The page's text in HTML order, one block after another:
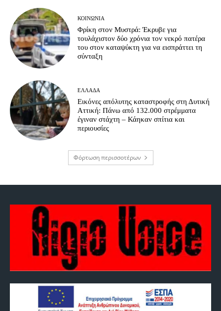
ΚΟΙΝΩΝΊΑ
Φρίκη στον Μυστρά: Έκρυβε για
τουλάχιστον δύο χρόνια τον νεκρό πατέρα
του στον καταψύκτη για να εισπράττει τη
σύνταξη
ΕΛΛΆΔΑ
Εικόνες απόλυτης καταστροφής στη Δυτική
Αττική: Πάνω από 132.000 στρέμματα
έγιναν στάχτη – Κάηκαν σπίτια και
περιουσίες
Φόρτωση περισσοτέρων